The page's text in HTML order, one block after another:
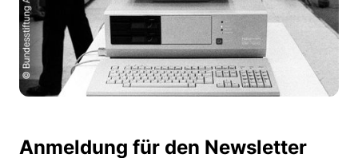
Anmeldung für den Newsletter